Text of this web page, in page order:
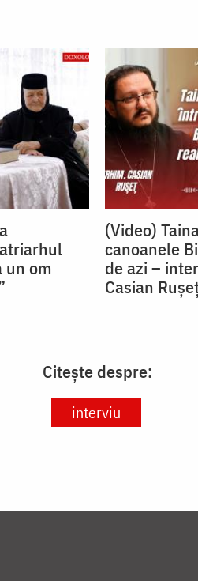
un om
(Video)
canoanele
de azi –
Casian
Citește despre:
interviu